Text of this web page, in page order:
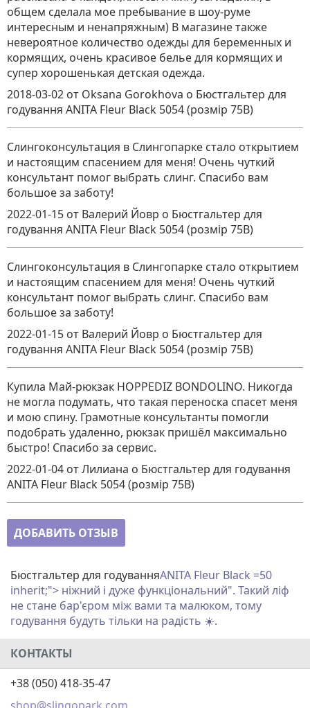
общем сделала мое пребывание в шоу-руме
интересным и ненапряжным) В магазине также
невероятное количество одежды для беременных и
кормящих, очень красивое белье для кормящих и
супер хорошенькая детская одежда.
2018-03-02 от Oksana Gorokhova о Бюстгальтер для
годування ANITA Fleur Black 5054 (розмір 75B)
Слингоконсультация в Слингопарке стало открытием
и настоящим спасением для меня! Очень чуткий
консультант помог выбрать слинг. Спасибо вам
большое за заботу!
2022-01-15 от Валерий Йовр о Бюстгальтер для
годування ANITA Fleur Black 5054 (розмір 75B)
Слингоконсультация в Слингопарке стало открытием
и настоящим спасением для меня! Очень чуткий
консультант помог выбрать слинг. Спасибо вам
большое за заботу!
2022-01-15 от Валерий Йовр о Бюстгальтер для
годування ANITA Fleur Black 5054 (розмір 75B)
Купила Май-рюкзак HOPPEDIZ BONDOLINO. Никогда
не могла подумать, что такая переноска спасет меня
и мою спину. Грамотные консультанты помогли
подобрать удаленно, рюкзак пришёл максимально
быстро! Спасибо за сервис.
2022-01-04 от Лилиана о Бюстгальтер для годування
ANITA Fleur Black 5054 (розмір 75B)
ДОБАВИТЬ ОТЗЫВ
Бюстгальтер для годуванняANITA Fleur Black =50
inherit;"> ніжний і дуже функціональний". Такий ліф
не стане бар'єром між вами та малюком, тому
годування будуть тільки на радість ☀️.
КОНТАКТЫ
+38 (050) 418-35-47